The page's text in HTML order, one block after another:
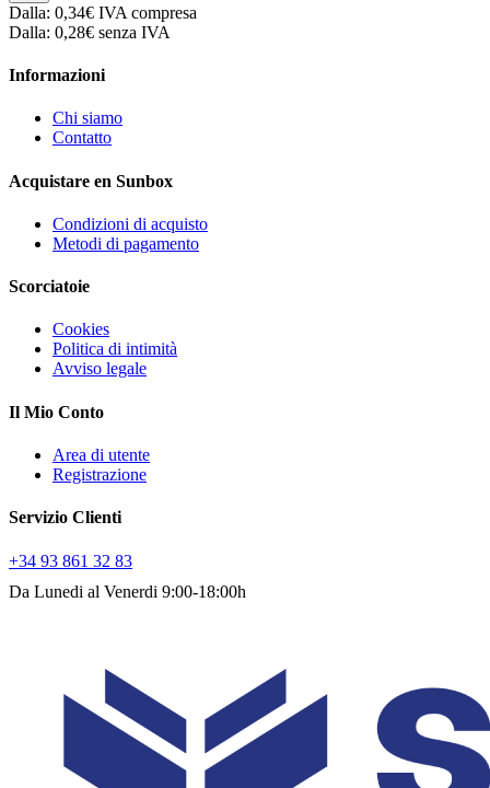
Dalla: 0,34€ IVA compresa
Dalla: 0,28€ senza IVA
Informazioni
Chi siamo
Contatto
Acquistare en Sunbox
Condizioni di acquisto
Metodi di pagamento
Scorciatoie
Cookies
Politica di intimità
Avviso legale
Il Mio Conto
Area di utente
Registrazione
Servizio Clienti
+34 93 861 32 83
Da Lunedi al Venerdi 9:00-18:00h